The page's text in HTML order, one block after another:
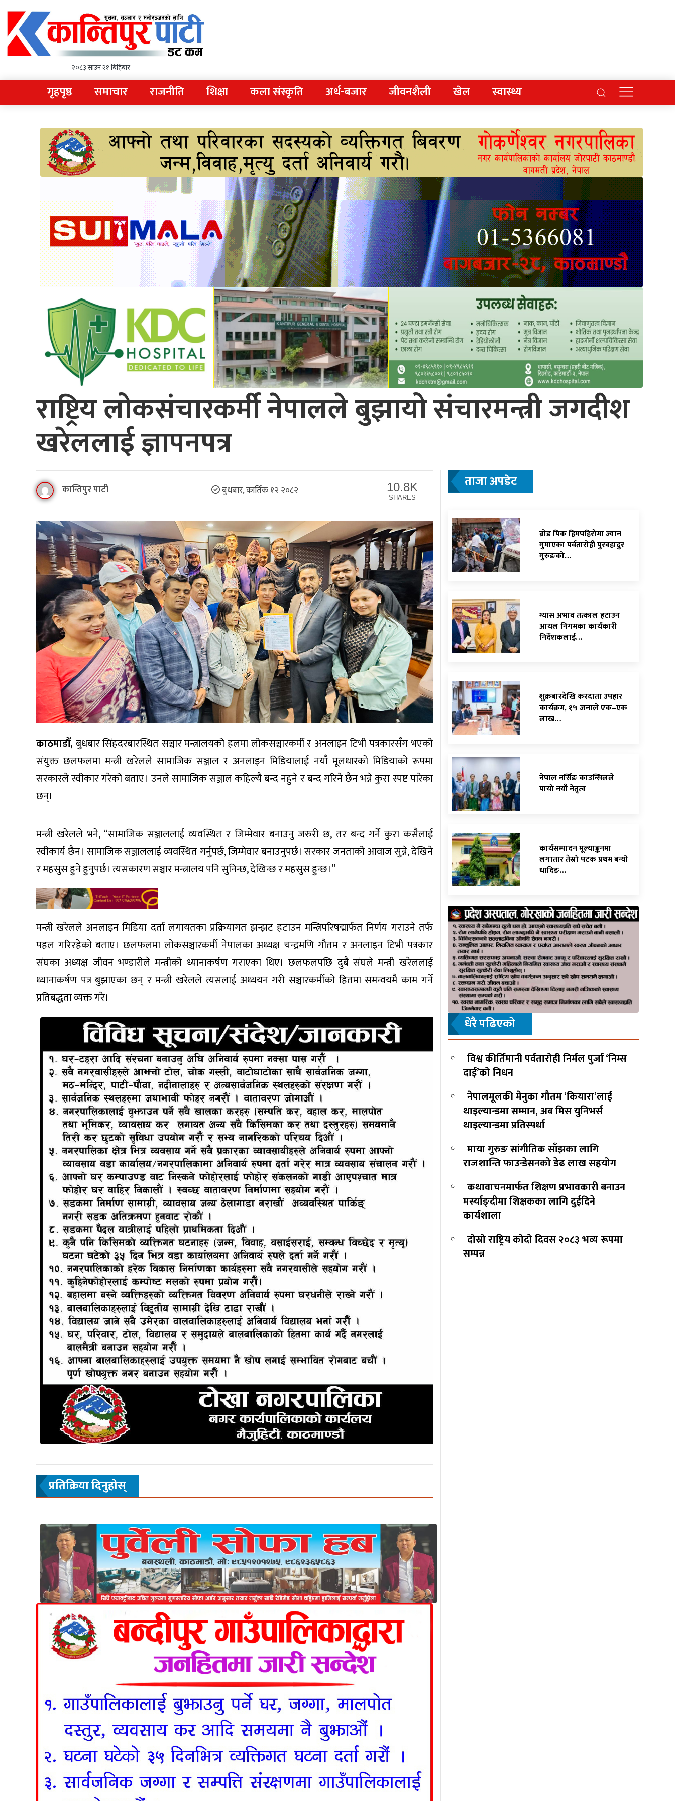
२०८३ साउन २१ बिहिबार
गृहपृष्ठ समाचार राजनीति शिक्षा कला संस्कृति अर्थ-बजार जीवनशैली खेल स्वास्थ्य
राष्ट्रिय लोकसंचारकर्मी नेपालले बुझायो संचारमन्त्री जगदीश
खरेललाई ज्ञापनपत्र
कान्तिपुर पाटी बुधबार, कार्तिक १२ २०८२ 10.8K
SHARES
काठमाडौँ, बुधबार सिंहदरबारस्थित सञ्चार मन्त्रालयको हलमा लोकसञ्चारकर्मी र अनलाइन टिभी पत्रकारसँग भएको
संयुक्त छलफलमा मन्त्री खरेलले सामाजिक सञ्जाल र अनलाइन मिडियालाई नयाँ मूलधारको मिडियाको रूपमा
सरकारले स्वीकार गरेको बताए। उनले सामाजिक सञ्जाल कहिल्यै बन्द नहुने र बन्द गरिने छैन भन्ने कुरा स्पष्ट पारेका
छन्।
मन्त्री खरेलले भने, “सामाजिक सञ्जाललाई व्यवस्थित र जिम्मेवार बनाउनु जरुरी छ, तर बन्द गर्ने कुरा कसैलाई
स्वीकार्य छैन। सामाजिक सञ्जाललाई व्यवस्थित गर्नुपर्छ, जिम्मेवार बनाउनुपर्छ। सरकार जनताको आवाज सुन्ने, देखिने
र महसुस हुने हुनुपर्छ। त्यसकारण सञ्चार मन्त्रालय पनि सुनिन्छ, देखिन्छ र महसुस हुन्छ।”
मन्त्री खरेलले अनलाइन मिडिया दर्ता लगायतका प्रक्रियागत झन्झट हटाउन मन्त्रिपरिषद्मार्फत निर्णय गराउने तर्फ
पहल गरिरहेको बताए। छलफलमा लोकसञ्चारकर्मी नेपालका अध्यक्ष चन्द्रमणि गौतम र अनलाइन टिभी पत्रकार
संघका अध्यक्ष जीवन भण्डारीले मन्त्रीको ध्यानाकर्षण गराएका थिए। छलफलपछि दुबै संघले मन्त्री खरेललाई
ध्यानाकर्षण पत्र बुझाएका छन् र मन्त्री खरेलले त्यसलाई अध्ययन गरी सञ्चारकर्मीको हितमा समन्वयमै काम गर्ने
प्रतिबद्धता व्यक्त गरे।
प्रतिक्रिया दिनुहाेस्
ताजा अपडेट
ब्रोड पिक हिमपहिरोमा ज्यान
गुमाएका पर्वतारोही पुरबहादुर
गुरुङको…
ग्यास अभाव तत्काल हटाउन
आयल निगमका कार्यकारी
निर्देशकलाई…
शुक्रबारदेखि करदाता उपहार
कार्यक्रम, १५ जनाले एक–एक
लाख…
नेपाल नर्सिङ काउन्सिलले
पायो नयाँ नेतृत्व
कार्यसम्पादन मूल्याङ्कनमा
लगातार तेस्रो पटक प्रथम बन्यो
धादिङ…
धेरै पढिएको
विश्व कीर्तिमानी पर्वतारोही निर्मल पुर्जा ‘निम्स
दाई’को निधन
नेपालमूलकी मेनुका गौतम ‘कियारा’लाई
थाइल्यान्डमा सम्मान, अब मिस युनिभर्स
थाइल्यान्डमा प्रतिस्पर्धा
माया गुरुङ सांगीतिक साँझका लागि
राजशान्ति फाउन्डेसनको डेढ लाख सहयोग
कथावाचनमार्फत शिक्षण प्रभावकारी बनाउन
मर्स्याङ्दीमा शिक्षकका लागि दुईदिने
कार्यशाला
दोस्रो राष्ट्रिय कोदो दिवस २०८३ भव्य रूपमा
सम्पन्न